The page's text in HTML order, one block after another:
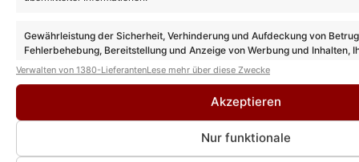
Gewährleistung der Sicherheit, Verhinderung und Aufdeckung von
Fehlerbehebung, Bereitstellung und Anzeige von Werbung und Inhalten,
Entscheidungen zum Datenschutz speichern und übermitteln.
Verwalten von 1380-LieferantenLese mehr über diese Zwecke
Akzeptieren
Nur funktionale
KEVIN DREWES